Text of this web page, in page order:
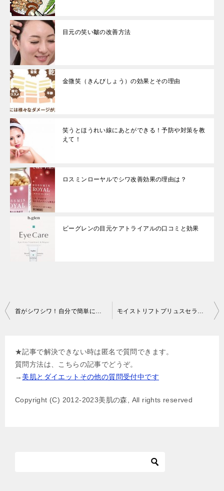
目元の笑い皺の改善方法
金微笑（きんびしょう）の効果とその理由
笑うとほうれい線にあとができる！予防や対策を教
えて！
ロスミンローヤルでシワ改善効果の理由は？
ビーグレンの目元ケアトライアルの口コミと効果
投
首がシワシワ！自分で簡単に皺を目立たなくできる？ モイストリフトプリュスセラムのたるみケア効果とその理由
★記事で解決できない時は匿名で質問できます。
質問方法は、こちらの記事でどうぞ。
→ 美肌とダイエットその他の質問受付中です
Copyright (C) 2012-2023美肌の森, All rights reserved